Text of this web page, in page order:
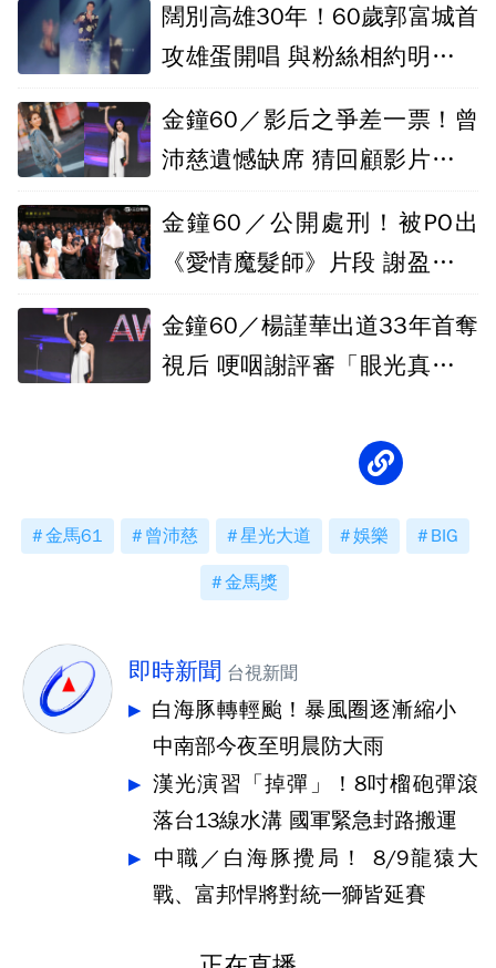
闊別高雄30年！60歲郭富城首
攻雄蛋開唱 與粉絲相約明年再
金鐘60／影后之爭差一票！曾
沛慈遺憾缺席 猜回顧影片是這
金鐘60／公開處刑！被PO出
《愛情魔髮師》片段 謝盈萱咬
金鐘60／楊謹華出道33年首奪
視后 哽咽謝評審「眼光真的很
金馬61 曾沛慈 星光大道 娛樂 BIG
金馬獎
即時新聞 台視新聞
白海豚轉輕颱！暴風圈逐漸縮小
中南部今夜至明晨防大雨
漢光演習「掉彈」！8吋榴砲彈滾
落台13線水溝 國軍緊急封路搬運
中職／白海豚攪局！ 8/9龍猿大
戰、富邦悍將對統一獅皆延賽